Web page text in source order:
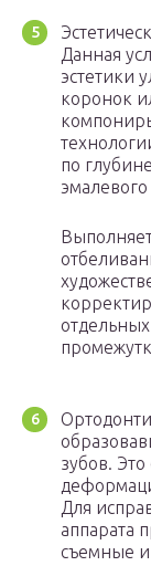
Данная
эстетики
коронок
по
зубов.
Для
аппарата
съемные и